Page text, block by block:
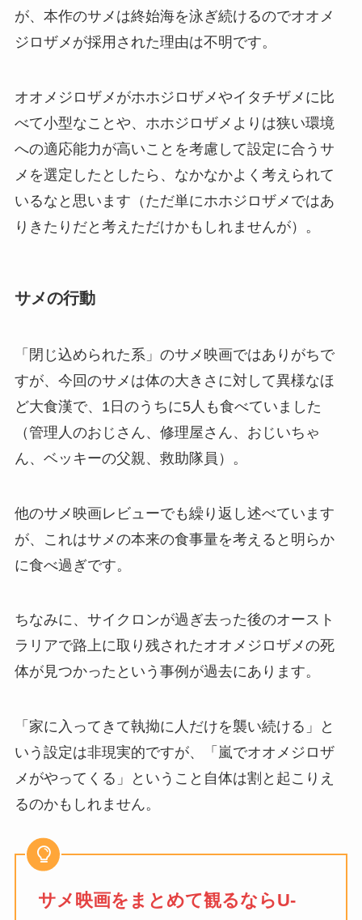
が、本作のサメは終始海を泳ぎ続けるのでオオメ
ジロザメが採用された理由は不明です。
オオメジロザメがホホジロザメやイタチザメに比
べて小型なことや、ホホジロザメよりは狭い環境
への適応能力が高いことを考慮して設定に合うサ
メを選定したとしたら、なかなかよく考えられて
いるなと思います（ただ単にホホジロザメではあ
りきたりだと考えただけかもしれませんが）。
サメの行動
「閉じ込められた系」のサメ映画ではありがちで
すが、今回のサメは体の大きさに対して異様なほ
ど大食漢で、1日のうちに5人も食べていました
（管理人のおじさん、修理屋さん、おじいちゃ
ん、ベッキーの父親、救助隊員）。
他のサメ映画レビューでも繰り返し述べています
が、これはサメの本来の食事量を考えると明らか
に食べ過ぎです。
ちなみに、サイクロンが過ぎ去った後のオースト
ラリアで路上に取り残されたオオメジロザメの死
体が見つかったという事例が過去にあります。
「家に入ってきて執拗に人だけを襲い続ける」と
いう設定は非現実的ですが、「嵐でオオメジロザ
メがやってくる」ということ自体は割と起こりえ
るのかもしれません。
サメ映画をまとめて観るならU-